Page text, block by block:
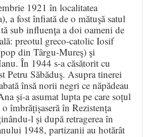
1921 în localitatea
a fost înfiată de o mătuşă satul
sub influenţa a doi oameni de
preotul greco-catolic Iosif
din Târgu-Mureş) şi
În 1944 s-a căsătorit cu
Petru Săbăduş. Asupra tinerei
însă norii negri ce năpădeau
și-a asumat lupta pe care soțul
îmbrățișaseră în Rezistența
l și după retragerea în
1948, partizanii au hotărât